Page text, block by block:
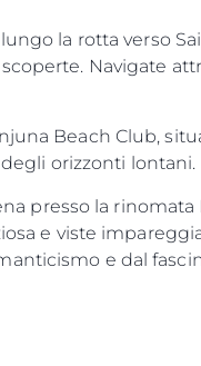
la rotta verso
Navigate
Beach Club,
orizzonti lontani.
presso la
e viste
e dal